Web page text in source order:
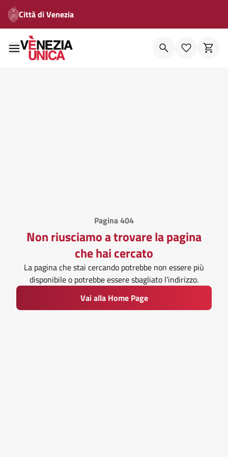
Città di Venezia
Pagina 404
Non riusciamo a trovare la pagina
che hai cercato
La pagina che stai cercando potrebbe non essere più
disponibile o potrebbe essere sbagliato l’indirizzo.
Vai alla Home Page